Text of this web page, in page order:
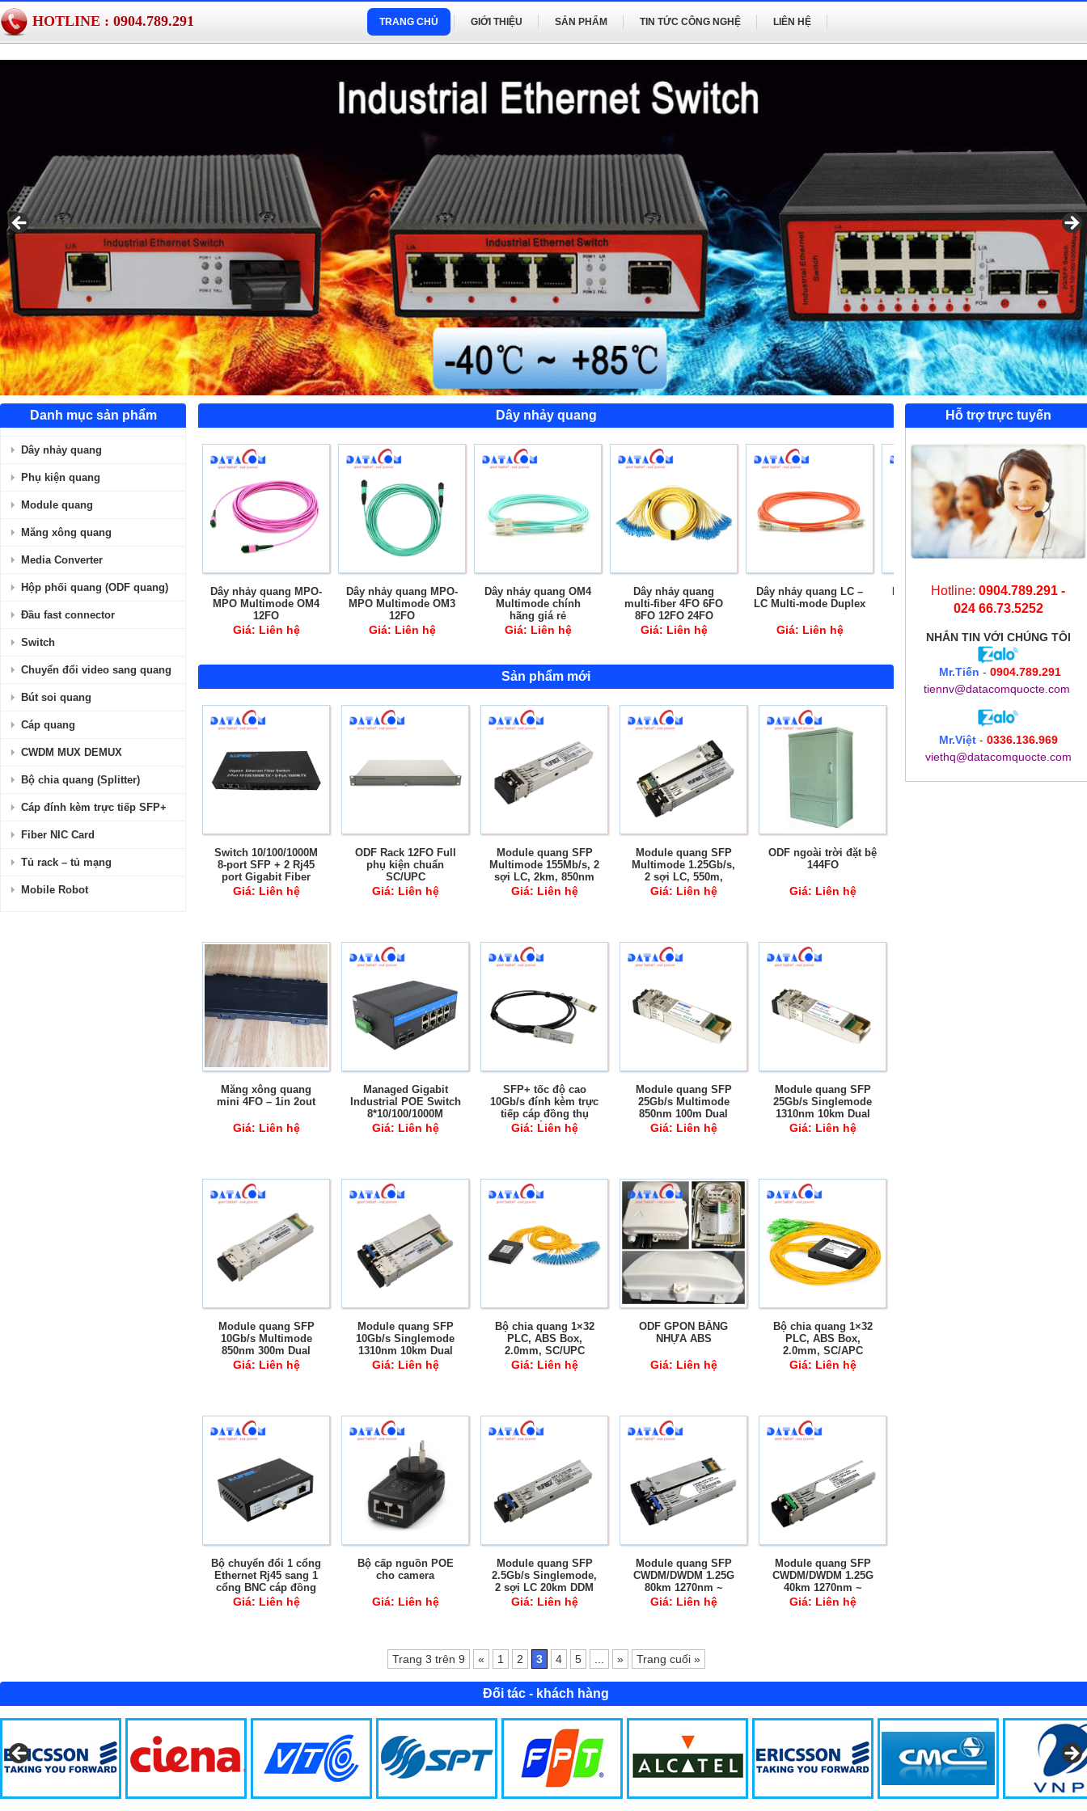
HOTLINE : 0904.789.291 TRANG CHỦ GIỚI THIỆU SẢN PHẨM TIN TỨC CÔNG NGHỆ LIÊN HỆ
Danh mục sản phẩm
Dây nhảy quang
Phụ kiện quang
Module quang
Măng xông quang
Media Converter
Hộp phối quang (ODF quang)
Đầu fast connector
Switch
Chuyển đổi video sang quang
Bút soi quang
Cáp quang
CWDM MUX DEMUX
Bộ chia quang (Splitter)
Cáp đính kèm trực tiếp SFP+
Fiber NIC Card
Tủ rack – tủ mạng
Mobile Robot
Dây nhảy quang
Dây nhảy quang MPO-
MPO Multimode OM3
12FO
Giá: Liên hệ
Dây nhảy quang OM4
Multimode chính
hãng giá rẻ
Giá: Liên hệ
Dây nhảy quang
multi-fiber 4FO 6FO
8FO 12FO 24FO
Giá: Liên hệ
Dây nhảy quang LC –
LC Multi-mode Duplex
Giá: Liên hệ
Dây nhảy quang SC –
SC OM3 Multi-mode
Giá: Liên hệ
Dây nhảy quang LC –
LC OM3 Multi-mode
Duplex
Liên hệ
Dây
LC/UPC –
Giá:
Sản phẩm mới
Switch 10/100/1000M
8-port SFP + 2 Rj45
port Gigabit Fiber
Ethernet
Giá: Liên hệ
ODF Rack 12FO Full
phụ kiện chuẩn
SC/UPC
Giá: Liên hệ
Module quang SFP
Multimode 155Mb/s, 2
sợi LC, 2km, 850nm
DDM
Giá: Liên hệ
Module quang SFP
Multimode 1.25Gb/s,
2 sợi LC, 550m,
850nm DDM
Giá: Liên hệ
ODF ngoài trời đặt bệ
144FO
Giá: Liên hệ
Măng xông quang
mini 4FO – 1in 2out
Giá: Liên hệ
Managed Gigabit
Industrial POE Switch
8*10/100/1000M
POE+2*1000M SFP
with DIN-Rail, IP44,
Giá: Liên hệ
SFP+ tốc độ cao
10Gb/s đính kèm trực
tiếp cáp đồng thụ
động
Giá: Liên hệ
Module quang SFP
25Gb/s Multimode
850nm 100m Dual
Fiber LC DDM
Giá: Liên hệ
Module quang SFP
25Gb/s Singlemode
1310nm 10km Dual
Fiber LC DDM
Giá: Liên hệ
Module quang SFP
10Gb/s Multimode
850nm 300m Dual
Fiber LC DDM
Giá: Liên hệ
Module quang SFP
10Gb/s Singlemode
1310nm 10km Dual
Fiber LC DDM
Giá: Liên hệ
Bộ chia quang 1×32
PLC, ABS Box,
2.0mm, SC/UPC
Giá: Liên hệ
ODF GPON BẰNG
NHỰA ABS
Giá: Liên hệ
Bộ chia quang 1×32
PLC, ABS Box,
2.0mm, SC/APC
Giá: Liên hệ
Bộ chuyển đổi 1 cổng
Ethernet Rj45 sang 1
cổng BNC cáp đồng
trục POC POE 300m
Giá: Liên hệ
Bộ cấp nguồn POE
cho camera
Giá: Liên hệ
Module quang SFP
2.5Gb/s Singlemode,
2 sợi LC 20km DDM
Giá: Liên hệ
Module quang SFP
CWDM/DWDM 1.25G
80km 1270nm ~
1610nm SM DDM
Giá: Liên hệ
Module quang SFP
CWDM/DWDM 1.25G
40km 1270nm ~
1610nm SM DDM
Giá: Liên hệ
Trang 3 trên 9 « 1 2 3 4 5 » Trang cuối »
Hỗ trợ trực tuyến
Hotline: 0904.789.291 -
024 66.73.5252
NHẮN TIN VỚI CHÚNG TÔI
Mr.Tiến - 0904.789.291
tiennv@datacomquocte.com
Mr.Việt- 0336.136.969
viethq@datacomquocte.com
Đối tác - khách hàng